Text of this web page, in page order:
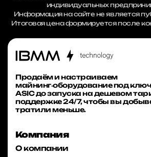
индивидуальных
Информация на сайте не является
Итоговая цена формируется после
Продаём и настраиваем
майнинг‑оборудование под
ASIC до запуска на дешевом
поддержке 24/7, чтобы вы
тратили меньше.
Компания
О компании